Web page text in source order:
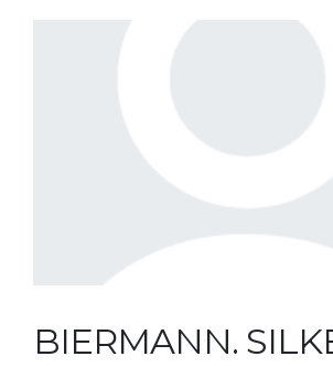
BIERMANN.